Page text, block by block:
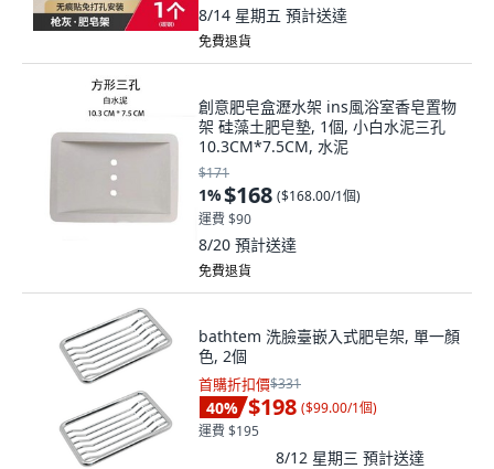
8/14 星期五 預計送達
免費退貨
創意肥皂盒瀝水架 ins風浴室香皂置物
架 硅藻土肥皂墊, 1個, 小白水泥三孔
10.3CM*7.5CM, 水泥
$171
1%$168 ($168.00/1個)
運費 $90
8/20 預計送達
免費退貨
bathtem 洗臉臺嵌入式肥皂架, 單一顏
色, 2個
首購折扣價$331
40% $198 ($99.00/1個)
運費 $195
8/12 星期三 預計送達